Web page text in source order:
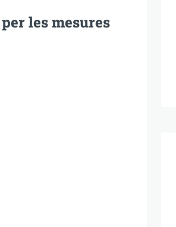
les mesures